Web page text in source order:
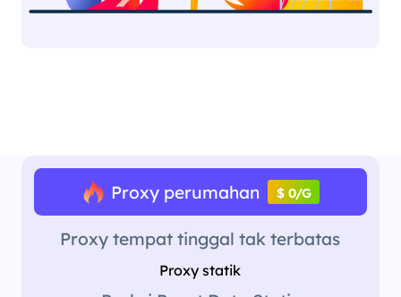
Proxy perumahan $ 0/G
Proxy tempat tinggal tak terbatas
Proxy statik